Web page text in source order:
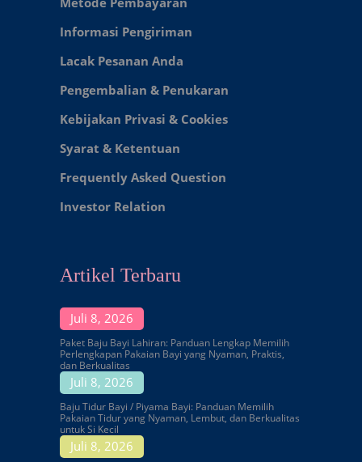
Informasi Pengiriman
Lacak Pesanan Anda
Pengembalian & Penukaran
Kebijakan Privasi & Cookies
Syarat & Ketentuan
Frequently Asked Question
Investor Relation
Artikel Terbaru
Juli 8, 2026
Paket Baju Bayi Lahiran: Panduan Lengkap Memilih
Perlengkapan Pakaian Bayi yang Nyaman, Praktis,
dan Berkualitas
Juli 8, 2026
Baju Tidur Bayi / Piyama Bayi: Panduan Memilih
Pakaian Tidur yang Nyaman, Lembut, dan Berkualitas
untuk Si Kecil
Juli 8, 2026